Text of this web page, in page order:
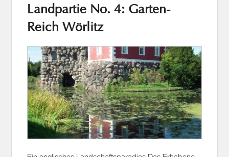
Landpartie No. 4: Garten-
Reich Wörlitz